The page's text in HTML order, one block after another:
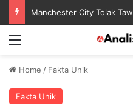
Home / Fakta Unik
Fakta Unik